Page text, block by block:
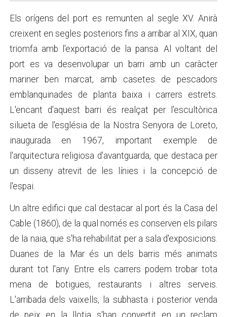
Els orígens del port es remunten al segle XV. Anirà
creixent en segles posteriors fins a arribar al XIX, quan
triomfa amb l'exportació de la pansa. Al voltant del
port es va desenvolupar un barri amb un caràcter
mariner ben marcat, amb casetes de pescadors
emblanquinades de planta baixa i carrers estrets.
L'encant d'aquest barri és realçat per l'escultòrica
silueta de l'església de la Nostra Senyora de Loreto,
inaugurada en 1967, important exemple de
l'arquitectura religiosa d'avantguarda, que destaca per
un disseny atrevit de les línies i la concepció de
l'espai.
Un altre edifici que cal destacar al port és la Casa del
Cable (1860), de la qual només es conserven els pilars
de la naia, que s'ha rehabilitat per a sala d'exposicions.
Duanes de la Mar és un dels barris més animats
durant tot l'any. Entre els carrers podem trobar tota
mena de botigues, restaurants i altres serveis.
L'arribada dels vaixells, la subhasta i posterior venda
de peix en la llotja s'han convertit en un reclam